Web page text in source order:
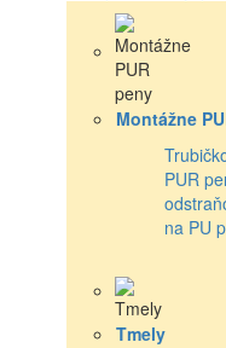
Montážne
PUR
na PU
Tmely